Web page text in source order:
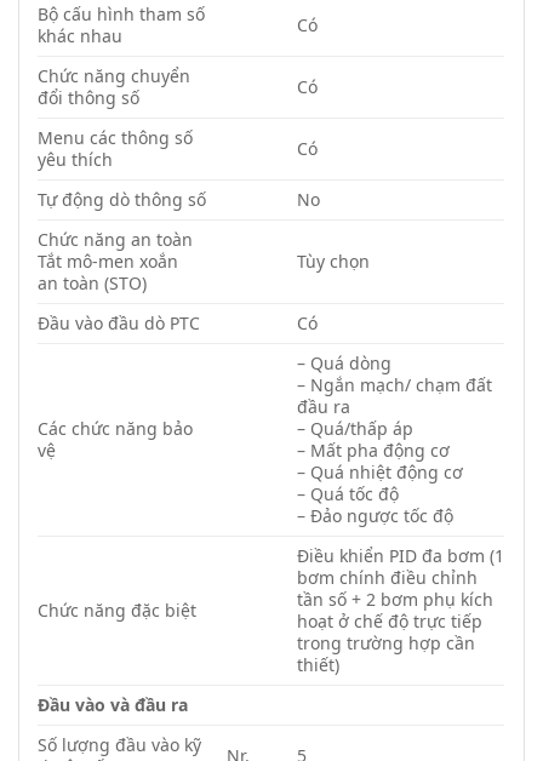
Bộ cấu hình tham số
khác nhau
Có
Chức năng chuyển
đổi thông số
Có
Menu các thông số
yêu thích
Có
Tự động dò thông số
No
Chức năng an toàn
Tắt mô-men xoắn
an toàn (STO)
Tùy chọn
Đầu vào đầu dò PTC Có
Các chức năng bảo
vệ
– Quá dòng
– Ngắn mạch/ chạm đất
đầu ra
– Quá/thấp áp
– Mất pha động cơ
– Quá nhiệt động cơ
– Quá tốc độ
– Đảo ngược tốc độ
Chức năng đặc biệt
Điều khiển PID đa bơm (1
bơm chính điều chỉnh
tần số + 2 bơm phụ kích
hoạt ở chế độ trực tiếp
trong trường hợp cần
thiết)
Đầu vào và đầu ra
Số lượng đầu vào kỹ
Nr. 5